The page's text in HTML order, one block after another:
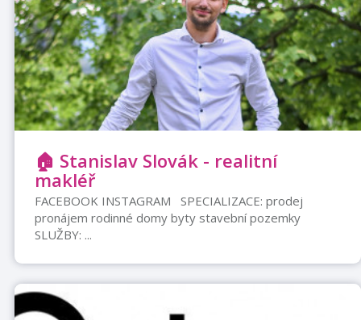
🏠 Stanislav Slovák - realitní
makléř
FACEBOOK INSTAGRAM SPECIALIZACE: prodej
pronájem rodinné domy byty stavební pozemky
SLUŽBY: ...